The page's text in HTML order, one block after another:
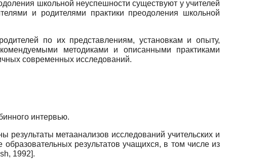
школьной неуспешности существуют у учителей
и родителями практики преодоления школьной
по их представлениям, установкам и опыту,
методиками и описанными практиками
современных исследований.
интервью.
результаты метаанализов исследований учительских и
результатов учащихся, в том числе из
1992].